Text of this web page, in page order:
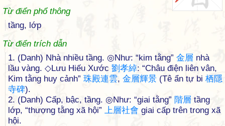
Từ điển phổ thông
tầng, lớp
Từ điển trích dẫn
1. (Danh) Nhà nhiều tầng. ◎Như: “kim tằng” 金層 nhà
lầu vàng. ◇Lưu Hiếu Xước 劉孝綽: “Châu điện liên vân,
Kim tằng huy cảnh” 珠殿連雲, 金層輝景 (Tê ẩn tự bi 栖隱
寺碑).
2. (Danh) Cấp, bậc, tầng. ◎Như: “giai tằng” 階層 tầng
lớp, “thượng tằng xã hội” 上層社會 giai cấp trên trong xã
hội.